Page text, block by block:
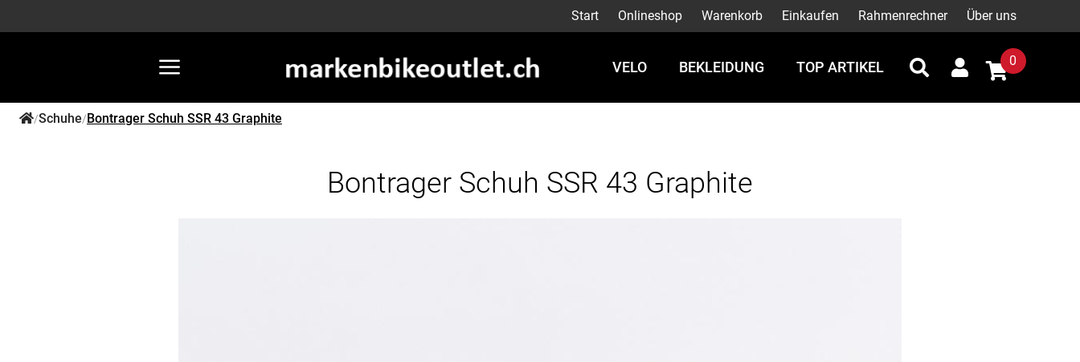
Start Onlineshop Warenkorb Einkaufen Rahmenrechner Über uns
VELO BEKLEIDUNG TOP ARTIKEL 0
/Schuhe/Bontrager Schuh SSR 43 Graphite
Bontrager Schuh SSR 43 Graphite